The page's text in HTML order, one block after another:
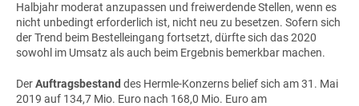
Halbjahr moderat anzupassen und freiwerdende Stellen, wenn es
nicht unbedingt erforderlich ist, nicht neu zu besetzen. Sofern sich
der Trend beim Bestelleingang fortsetzt, dürfte sich das 2020
sowohl im Umsatz als auch beim Ergebnis bemerkbar machen.
DerAuftragsbestand des Hermle-Konzerns belief sich am 31. Mai
2019 auf 134,7 Mio. Euro nach 168,0 Mio. Euro am